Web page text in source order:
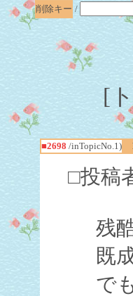
削除キー /
[
■2698 /inTopicNo.1)
□投稿
残
既
で